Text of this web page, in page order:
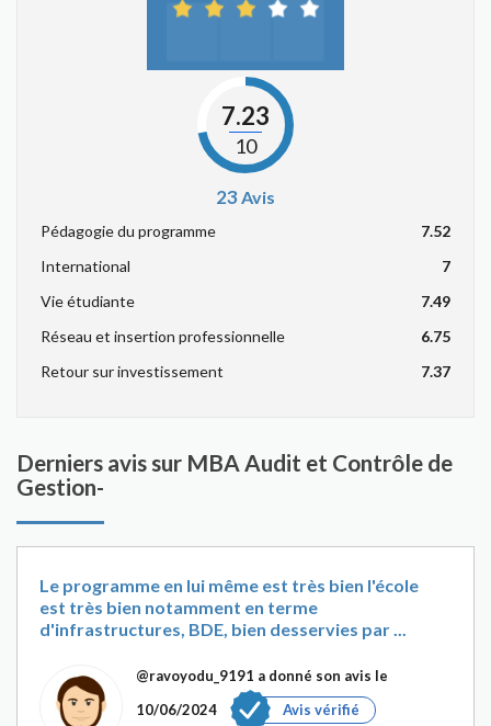
7.23
10
23Avis
Pédagogie du programme
7.52
International
7
Vie étudiante
7.49
Réseau et insertion professionnelle
6.75
Retour sur investissement
7.37
Derniers avis sur MBA Audit et Contrôle de
Gestion-
Le programme en lui même est très bien l'école
est très bien notamment en terme
d'infrastructures, BDE, bien desservies par ...
@ravoyodu_9191 a donné son avis le
10/06/2024
Avis vérifié